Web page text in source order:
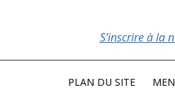
S’inscrire à la
PLAN DU SITE